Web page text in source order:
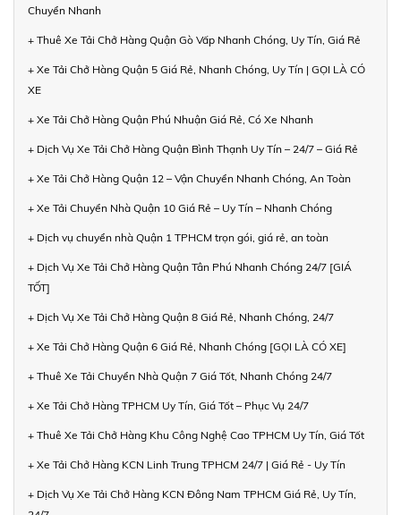
Chuyển Nhanh
+ Thuê Xe Tải Chở Hàng Quận Gò Vấp Nhanh Chóng, Uy Tín, Giá Rẻ
+ Xe Tải Chở Hàng Quận 5 Giá Rẻ, Nhanh Chóng, Uy Tín | GỌI LÀ CÓ
XE
+ Xe Tải Chở Hàng Quận Phú Nhuận Giá Rẻ, Có Xe Nhanh
+ Dịch Vụ Xe Tải Chở Hàng Quận Bình Thạnh Uy Tín – 24/7 – Giá Rẻ
+ Xe Tải Chở Hàng Quận 12 – Vận Chuyển Nhanh Chóng, An Toàn
+ Xe Tải Chuyển Nhà Quận 10 Giá Rẻ – Uy Tín – Nhanh Chóng
+ Dịch vụ chuyển nhà Quận 1 TPHCM trọn gói, giá rẻ, an toàn
+ Dịch Vụ Xe Tải Chở Hàng Quận Tân Phú Nhanh Chóng 24/7 [GIÁ
TỐT]
+ Dịch Vụ Xe Tải Chở Hàng Quận 8 Giá Rẻ, Nhanh Chóng, 24/7
+ Xe Tải Chở Hàng Quận 6 Giá Rẻ, Nhanh Chóng [GỌI LÀ CÓ XE]
+ Thuê Xe Tải Chuyển Nhà Quận 7 Giá Tốt, Nhanh Chóng 24/7
+ Xe Tải Chở Hàng TPHCM Uy Tín, Giá Tốt – Phục Vụ 24/7
+ Thuê Xe Tải Chở Hàng Khu Công Nghệ Cao TPHCM Uy Tín, Giá Tốt
+ Xe Tải Chở Hàng KCN Linh Trung TPHCM 24/7 | Giá Rẻ - Uy Tín
+ Dịch Vụ Xe Tải Chở Hàng KCN Đông Nam TPHCM Giá Rẻ, Uy Tín,